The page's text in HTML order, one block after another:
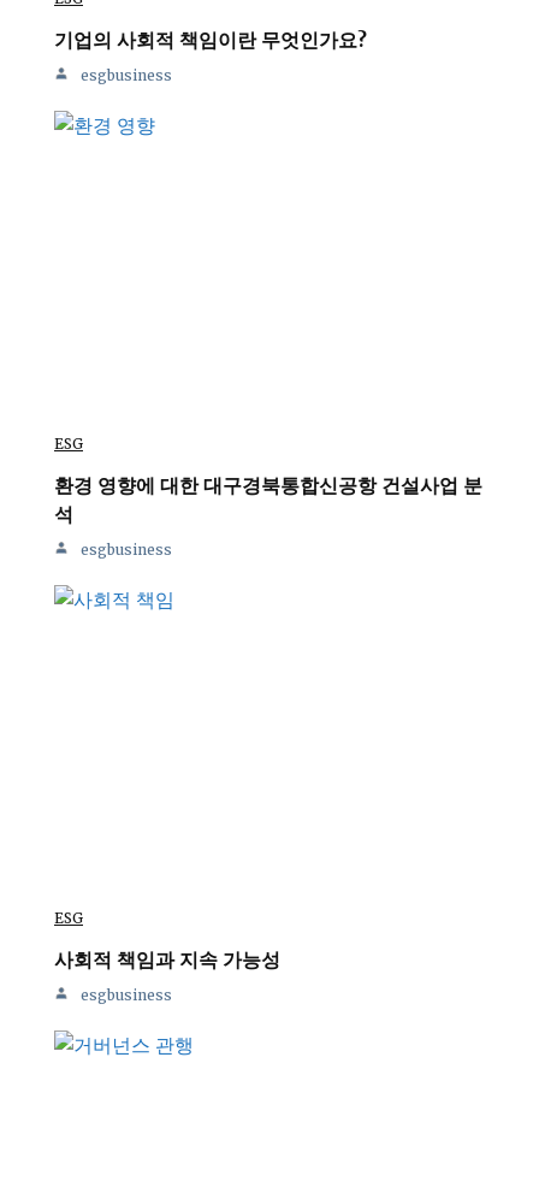
기업의 사회적 책임이란 무엇인가요?
esgbusiness
ESG
환경 영향에 대한 대구경북통합신공항 건설사업 분
석
esgbusiness
ESG
사회적 책임과 지속 가능성
esgbusiness